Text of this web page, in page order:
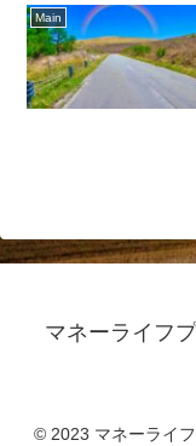
Main
マネーライフ
© 2023 マネーライ